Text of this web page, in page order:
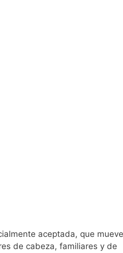
aceptada, que mueve
de cabeza, familiares y de